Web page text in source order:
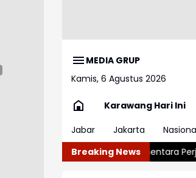
MEDIA GRUP
Kamis, 6 Agustus 2026
Karawang Hari Ini
Jabar
Jakarta
Breaking News
Hentikan Sementara Perjalanan Kereta